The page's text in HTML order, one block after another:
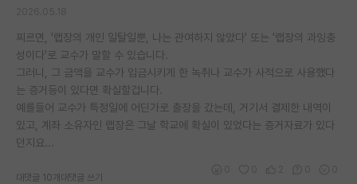
찌르면, '랩장의 개인 일탈일뿐, 나는 관여하지 않았다' 또는 '랩장의 과잉충
성이다'로 교수가 말할 수 있습니다.
그러니, 그 금액을 교수가 입금시키게 한 녹취나 교수가 사적으로 사용했다
는 증거등이 있다면 확실할겁니다.
예를들어 교수가 특정일에 어딘가로 출장을 갔는데, 거기서 결제한 내역이
있고, 계좌 소유자인 랩장은 그날 학교에 확실이 있었다는 증거자료가 있다
던지요...
대댓글 10개 대댓글 쓰기